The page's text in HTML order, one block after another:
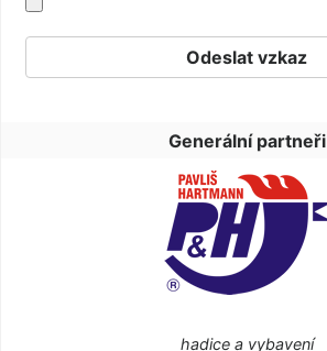
Generální partneři
hadice a vybavení